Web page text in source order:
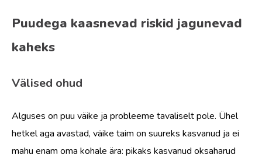
Puudega kaasnevad riskid jagunevad
kaheks
Välised ohud
Alguses on puu väike ja probleeme tavaliselt pole. Ühel
hetkel aga avastad, väike taim on suureks kasvanud ja ei
mahu enam oma kohale ära: pikaks kasvanud oksaharud